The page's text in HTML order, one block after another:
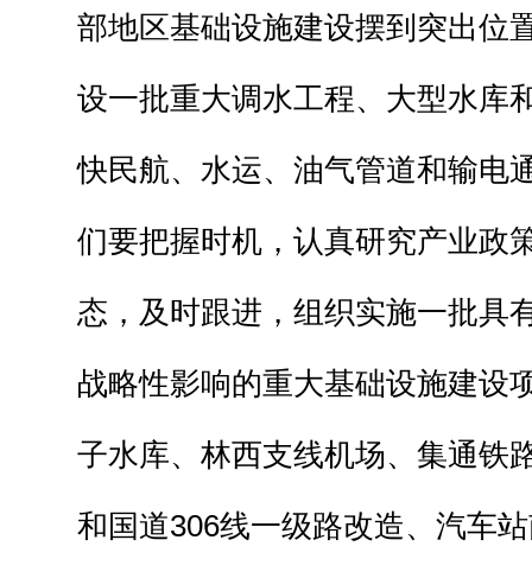
部地区基础设施建设摆到突出位
设一批重大调水工程、大型水库
快民航、水运、油气管道和输电
们要把握时机，认真研究产业政
态，及时跟进，组织实施一批具
战略性影响的重大基础设施建设
子水库、林西支线机场、集通铁
和国道306线一级路改造、汽车